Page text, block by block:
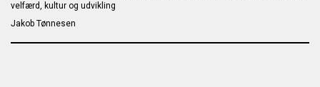
velfærd, kultur og udvikling
Jakob Tønnesen